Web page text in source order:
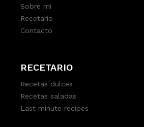
Sobre mi
Recetario
Contacto
RECETARIO
Recetas dulces
Recetas saladas
Last minute recipes